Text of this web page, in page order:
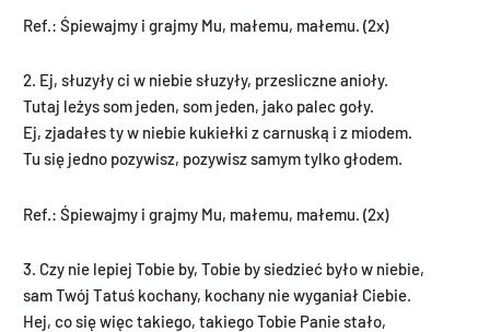
Ref.: Śpiewajmy i grajmy Mu, małemu, małemu. (2x)
2. Ej, słuzyły ci w niebie słuzyły, przesliczne anioły.
Tutaj leżys som jeden, som jeden, jako palec goły.
Ej, zjadałes ty w niebie kukiełki z carnuską i z miodem.
Tu się jedno pozywisz, pozywisz samym tylko głodem.
Ref.: Śpiewajmy i grajmy Mu, małemu, małemu. (2x)
3. Czy nie lepiej Tobie by, Tobie by siedzieć było w niebie,
sam Twój Tatuś kochany, kochany nie wyganiał Ciebie.
Hej, co się więc takiego, takiego Tobie Panie stało,